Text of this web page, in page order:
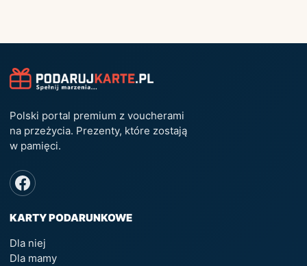
Polski portal premium z voucherami
na przeżycia. Prezenty, które zostają
w pamięci.
KARTY PODARUNKOWE
Dla niej
Dla mamy